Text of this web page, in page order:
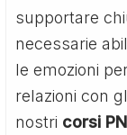
supportare
necessarie
le emozioni
relazioni con
nostri corsi